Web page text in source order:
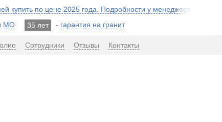
купить по цене 2025 года. Подробности у менеджера!
МО 35 лет - гарантия на гранит
Сотрудники Отзывы Контакты